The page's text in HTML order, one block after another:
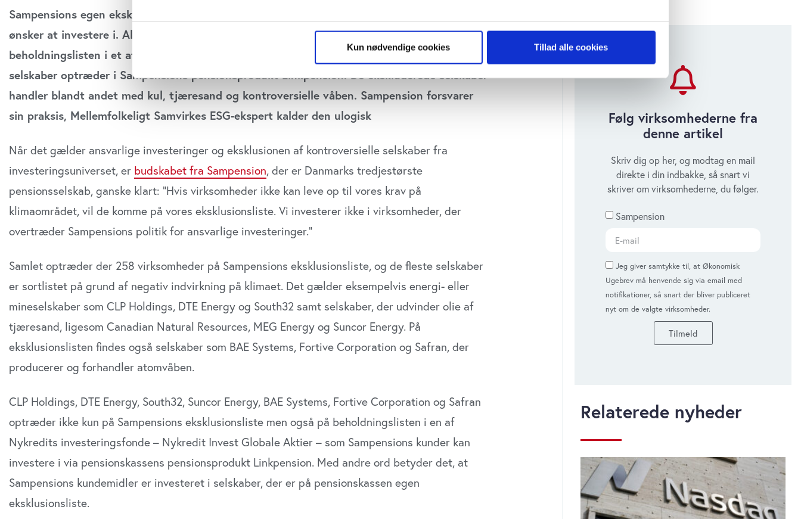
Hvis du tillader det, vil vi også gerne:
Identificere din enhed baseret på en scanning af dens unikke karakteristika (fingerprinting)
Vi bruger cookies til at tilpasse vores indhold og annoncer, til at vise dig funktioner til sociale medier og til at analysere
vores trafik. Vi deler også oplysninger om din brug af vores website med vores partnere inden for sociale medier,
annonceringspartnere og analysepartnere. Vores partnere kan kombinere disse data med andre oplysninger, du har givet
dem, eller som de har indsamlet fra din brug af deres tjenester. Du samtykker til vores cookies, hvis du fortsætter med at
anvende vores hjemmeside.
Kun nødvendige cookies Tillad alle cookies
Sampensions egen eksklusionsliste indeholder 258 virksomheder, som pensionskassen ikke
ønsker at investere i. Alligevel optræder mange af disse ekskluderede selskaber på
beholdningslisten i et af de investeringsprodukter, medlemmerne tilbydes. 26 sortlistede
selskaber optræder i Sampensions pensionsprodukt Linkpension. De ekskluderede selskaber
handler blandt andet med kul, tjæresand og kontroversielle våben. Sampension forsvarer
sin praksis, Mellemfolkeligt Samvirkes ESG-ekspert kalder den ulogisk
Når det gælder ansvarlige investeringer og eksklusionen af kontroversielle selskaber fra
investeringsuniverset, er budskabet fra Sampension, der er Danmarks tredjestørste
pensionsselskab, ganske klart: ”Hvis virksomheder ikke kan leve op til vores krav på
klimaområdet, vil de komme på vores eksklusionsliste. Vi investerer ikke i virksomheder, der
overtræder Sampensions politik for ansvarlige investeringer.”
Samlet optræder der 258 virksomheder på Sampensions eksklusionsliste, og de fleste selskaber
er sortlistet på grund af negativ indvirkning på klimaet. Det gælder eksempelvis energi- eller
mineselskaber som CLP Holdings, DTE Energy og South32 samt selskaber, der udvinder olie af
tjæresand, ligesom Canadian Natural Resources, MEG Energy og Suncor Energy. På
eksklusionslisten findes også selskaber som BAE Systems, Fortive Corporation og Safran, der
producerer og forhandler atomvåben.
CLP Holdings, DTE Energy, South32, Suncor Energy, BAE Systems, Fortive Corporation og Safran
optræder ikke kun på Sampensions eksklusionsliste men også på beholdningslisten i en af
Nykredits investeringsfonde – Nykredit Invest Globale Aktier – som Sampensions kunder kan
investere i via pensionskassens pensionsprodukt Linkpension. Med andre ord betyder det, at
Sampensions kundemidler er investeret i selskaber, der er på pensionskassen egen
eksklusionsliste.
Følg virksomhederne fra
denne artikel
Skriv dig op her, og modtag en mail
direkte i din indbakke, så snart vi
skriver om virksomhederne, du følger.
Sampension
Jeg giver samtykke til, at Økonomisk
Ugebrev må henvende sig via email med
notifikationer, så snart der bliver publiceret
nyt om de valgte virksomheder.
Tilmeld
Relaterede nyheder